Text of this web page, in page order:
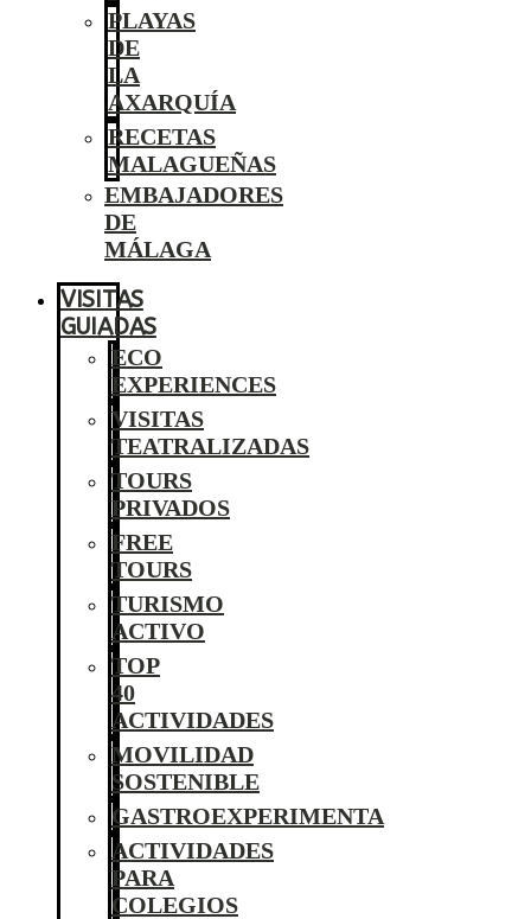
PLAYAS
DE
LA
AXARQUÍA
RECETAS
MALAGUEÑAS
EMBAJADORES
DE
MÁLAGA
VISITAS
GUIADAS
ECO
EXPERIENCES
VISITAS
TEATRALIZADAS
TOURS
PRIVADOS
FREE
TOURS
TURISMO
ACTIVO
TOP
40
ACTIVIDADES
MOVILIDAD
SOSTENIBLE
GASTROEXPERIMENTA
ACTIVIDADES
PARA
COLEGIOS